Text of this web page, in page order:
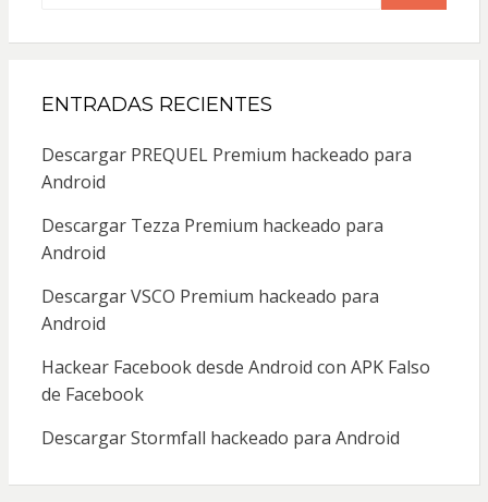
ENTRADAS RECIENTES
Descargar PREQUEL Premium hackeado para
Android
Descargar Tezza Premium hackeado para
Android
Descargar VSCO Premium hackeado para
Android
Hackear Facebook desde Android con APK Falso
de Facebook
Descargar Stormfall hackeado para Android